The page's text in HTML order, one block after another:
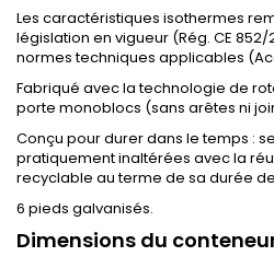
Les caractéristiques isothermes
législation en vigueur (Rég. CE
normes techniques applicables
Fabriqué avec la technologie de
porte monoblocs (sans arêtes ni
Conçu pour durer dans le temps :
pratiquement inaltérées avec la
recyclable au terme de sa durée
6 pieds galvanisés.
Dimensions du